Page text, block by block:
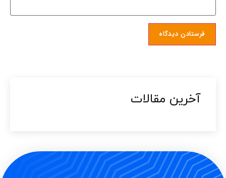
آخرین مقالات​